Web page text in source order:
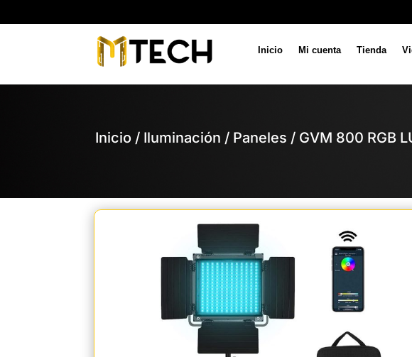
Inicio Mi cuenta Tienda
Inicio / Iluminación / Paneles / GVM 800 RGB